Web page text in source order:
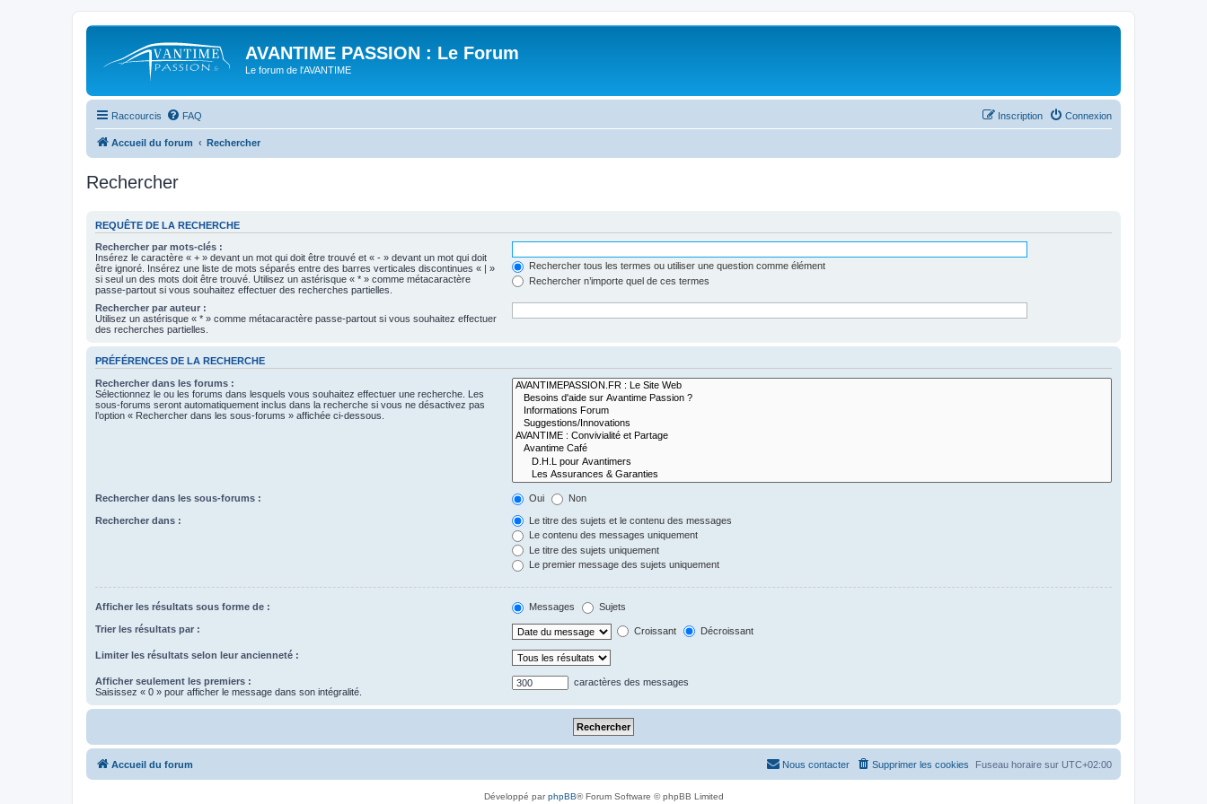
AVANTIME PASSION : Le Forum
Le forum de l'AVANTIME
Raccourcis FAQ Connexion
Inscription
Accueil du forum Rechercher
Rechercher
REQUÊTE DE LA RECHERCHE
Rechercher par mots-clés :
Insérez le caractère « + » devant un mot qui doit être trouvé et « - » devant un mot qui doit
être ignoré. Insérez une liste de mots séparés entre des barres verticales discontinues « | »
si seul un des mots doit être trouvé. Utilisez un astérisque « * » comme métacaractère
passe-partout si vous souhaitez effectuer des recherches partielles.
Rechercher tous les termes ou utiliser une question comme élément
Rechercher n’importe quel de ces termes
Rechercher par auteur :
Utilisez un astérisque « * » comme métacaractère passe-partout si vous souhaitez effectuer
des recherches partielles.
PRÉFÉRENCES DE LA RECHERCHE
Rechercher dans les forums :
Sélectionnez le ou les forums dans lesquels vous souhaitez effectuer une recherche. Les
sous-forums seront automatiquement inclus dans la recherche si vous ne désactivez pas
l’option « Rechercher dans les sous-forums » affichée ci-dessous.
Rechercher dans les sous-forums : Oui Non
Rechercher dans :
Le titre des sujets et le contenu des messages
Le contenu des messages uniquement
Le titre des sujets uniquement
Le premier message des sujets uniquement
Afficher les résultats sous forme de : Messages Sujets
Trier les résultats par : Croissant Décroissant
Limiter les résultats selon leur ancienneté :
Afficher seulement les premiers :
Saisissez « 0 » pour afficher le message dans son intégralité.
caractères des messages
Accueil du forum Fuseau horaire sur UTC+02:00
Supprimer les cookies
Nous contacter
Développé parphpBB® Forum Software © phpBB Limited